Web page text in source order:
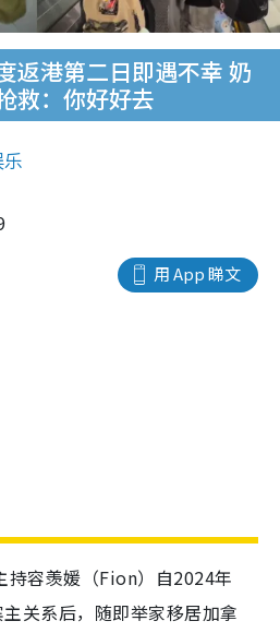
返港第二日即遇不幸 奶
救：你好好去
用 App 睇文
持容羡媛（Fion）自2024年
关系后，随即举家移居加拿